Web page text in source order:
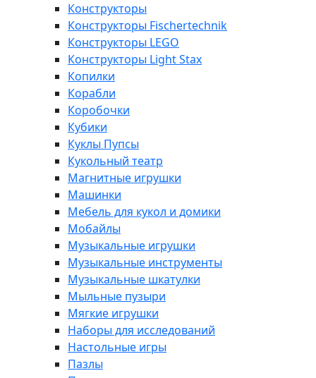
Конструкторы
Конструкторы Fisсhertechnik
Конструкторы LEGO
Конструкторы Light Stax
Копилки
Корабли
Коробочки
Кубики
Куклы Пупсы
Кукольный театр
Магнитные игрушки
Машинки
Мебель для кукол и домики
Мобайлы
Музыкальные игрушки
Музыкальные инструменты
Музыкальные шкатулки
Мыльные пузыри
Мягкие игрушки
Наборы для исследований
Настольные игры
Пазлы